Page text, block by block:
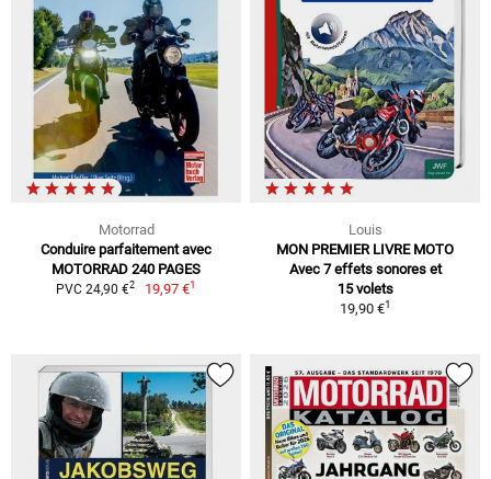
Motorrad
Conduire parfaitement avec
MOTORRAD 240 PAGES
PVC 24,90 €2 19,97 €1
Louis
MON PREMIER LIVRE MOTO
Avec 7 effets sonores et
15 volets
19,90 €1